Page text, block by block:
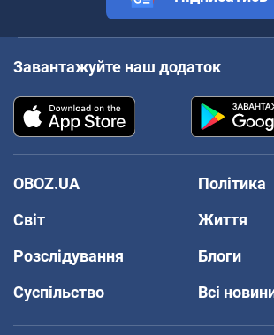
Завантажуйте наш додаток
OBOZ.UA
Політика
Світ
Життя
Розслідування
Блоги
Суспільство
Всі